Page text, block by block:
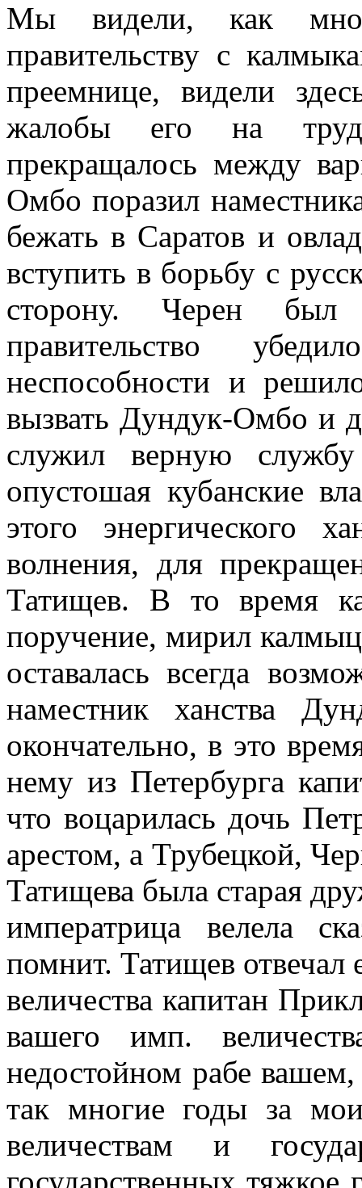
Мы видели, как
правительству с
преемнице, видели
жалобы его на
прекращалось между
Омбо поразил
бежать в Саратов и
вступить в борьбу с
сторону. Черен был
правительство
неспособности и
вызвать Дундук-Омбо и
служил верную
опустошая кубанские
этого энергического
волнения, для
Татищев. В то время
поручение, мирил
оставалась всегда
наместник ханства
окончательно, в это
нему из Петербурга
что воцарилась дочь
арестом, а Трубецкой,
Татищева была старая
императрица велела
помнит. Татищев
величества капитан
вашего имп.
недостойном рабе
так многие годы за
величествам и